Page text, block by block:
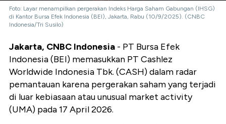
Foto: Layar menampilkan pergerakan Indeks Harga Saham Gabungan (IHSG)
di Kantor Bursa Efek Indonesia (BEI), Jakarta, Rabu (10/9/2025). (CNBC
Indonesia/Tri Susilo)
Jakarta, CNBC Indonesia - PT Bursa Efek
Indonesia (BEI) memasukkan PT Cashlez
Worldwide Indonesia Tbk. (CASH) dalam radar
pemantauan karena pergerakan saham yang terjadi
di luar kebiasaan atau unusual market activity
(UMA) pada 17 April 2026.